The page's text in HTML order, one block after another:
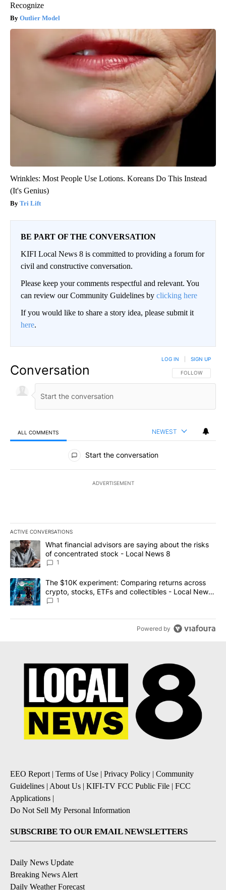
Recognize
Outlier Model
Wrinkles: Most People Use Lotions. Koreans Do This Instead
(It's Genius)
Tri Lift
BE PART OF THE CONVERSATION
KIFI Local News 8 is committed to providing a forum for
civil and constructive conversation.
Please keep your comments respectful and relevant. You
can review our Community Guidelines by clicking here
If you would like to share a story idea, please submit it
here.
Conversation FOLLOW THIS
FOLLOW
LOG IN SIGN UP
ALL COMMENTS NEWEST
All Comments
Start the conversation
ADVERTISEMENT
ACTIVE CONVERSATIONS
The following is a list of the most commented articles in the last
A trending article titled "What financial advisors are saying
What financial advisors are saying about the risks
of concentrated stock - Local News 8
1
A trending article titled "The $10K experiment: Comparing
The $10K experiment: Comparing returns across
crypto, stocks, ETFs and collectibles - Local News
8
1
Powered by
EEO Report| Terms of Use | Privacy Policy | Community
Guidelines | About Us | KIFI-TV FCC Public File | FCC
Applications |
Do Not Sell My Personal Information
SUBSCRIBE TO OUR EMAIL NEWSLETTERS
Daily News Update
Breaking News Alert
Daily Weather Forecast